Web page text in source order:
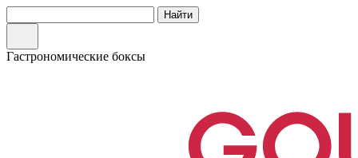
Гастрономические боксы